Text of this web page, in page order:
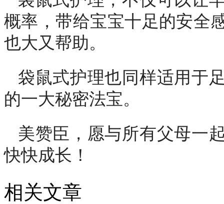
概率，带给宝宝十足的安全
也大又帮助。
袋鼠式护理也同样适用于
的一大秘密法宝。
美赞臣，愿与所有父母一
快快成长！
相关文章